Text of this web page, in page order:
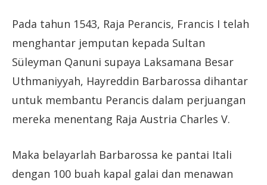
Pada tahun 1543, Raja Perancis, Francis I telah
menghantar jemputan kepada Sultan
Süleyman Qanuni supaya Laksamana Besar
Uthmaniyyah, Hayreddin Barbarossa dihantar
untuk membantu Perancis dalam perjuangan
mereka menentang Raja Austria Charles V.
Maka belayarlah Barbarossa ke pantai Itali
dengan 100 buah kapal galai dan menawan